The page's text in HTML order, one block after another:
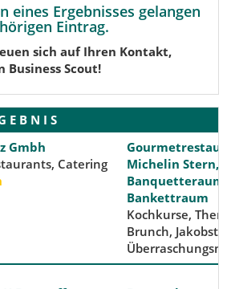
eines Ergebnisses gelangen
Eintrag.
sich auf Ihren Kontakt,
Business Scout!
E B N I S
Gmbh
Catering
Michelin Stern,
Banquetteraum,
Bankettraum
Kochkurse,
Brunch,